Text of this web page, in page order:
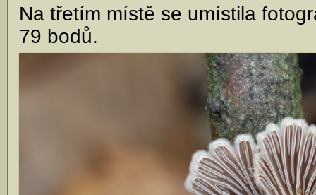
Na třetím místě se umístila
79 bodů.